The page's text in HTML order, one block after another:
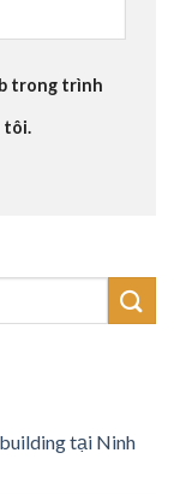
trong trình
tôi.
tại Ninh